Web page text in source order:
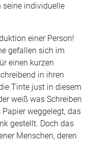
seine individuelle
einer Person!
gefallen sich im
einen kurzen
in ihren
Tinte just in diesem
weiß was Schreiben
weggelegt, das
gestellt. Doch das
Menschen, deren